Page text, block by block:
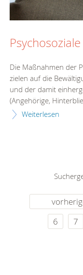
Die Maßnahmen der
zielen auf die
und der damit
(Angehörige,
Weiterlesen
6
7